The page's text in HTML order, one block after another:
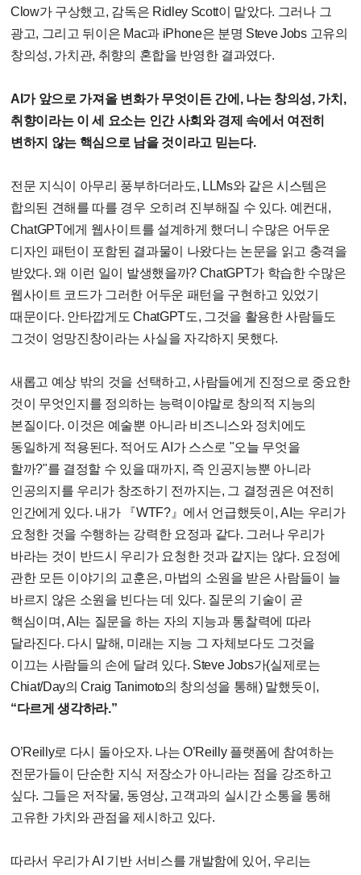
Clow가 구상했고, 감독은 Ridley Scott이 맡았다. 그러나 그
광고, 그리고 뒤이은 Mac과 iPhone은 분명 Steve Jobs 고유의
창의성, 가치관, 취향의 혼합을 반영한 결과였다.
AI가 앞으로 가져올 변화가 무엇이든 간에, 나는 창의성, 가치,
취향이라는 이 세 요소는 인간 사회와 경제 속에서 여전히
변하지 않는 핵심으로 남을 것이라고 믿는다.
전문 지식이 아무리 풍부하더라도, LLMs와 같은 시스템은
합의된 견해를 따를 경우 오히려 진부해질 수 있다. 예컨대,
ChatGPT에게 웹사이트를 설계하게 했더니 수많은 어두운
디자인 패턴이 포함된 결과물이 나왔다는 논문을 읽고 충격을
받았다. 왜 이런 일이 발생했을까? ChatGPT가 학습한 수많은
웹사이트 코드가 그러한 어두운 패턴을 구현하고 있었기
때문이다. 안타깝게도 ChatGPT도, 그것을 활용한 사람들도
그것이 엉망진창이라는 사실을 자각하지 못했다.
새롭고 예상 밖의 것을 선택하고, 사람들에게 진정으로 중요한
것이 무엇인지를 정의하는 능력이야말로 창의적 지능의
본질이다. 이것은 예술뿐 아니라 비즈니스와 정치에도
동일하게 적용된다. 적어도 AI가 스스로 "오늘 무엇을
할까?"를 결정할 수 있을 때까지, 즉 인공지능뿐 아니라
인공의지를 우리가 창조하기 전까지는, 그 결정권은 여전히
인간에게 있다. 내가 『WTF?』에서 언급했듯이, AI는 우리가
요청한 것을 수행하는 강력한 요정과 같다. 그러나 우리가
바라는 것이 반드시 우리가 요청한 것과 같지는 않다. 요정에
관한 모든 이야기의 교훈은, 마법의 소원을 받은 사람들이 늘
바르지 않은 소원을 빈다는 데 있다. 질문의 기술이 곧
핵심이며, AI는 질문을 하는 자의 지능과 통찰력에 따라
달라진다. 다시 말해, 미래는 지능 그 자체보다도 그것을
이끄는 사람들의 손에 달려 있다. Steve Jobs가(실제로는
Chiat/Day의 Craig Tanimoto의 창의성을 통해) 말했듯이,
“다르게 생각하라.”
O’Reilly로 다시 돌아오자. 나는 O’Reilly 플랫폼에 참여하는
전문가들이 단순한 지식 저장소가 아니라는 점을 강조하고
싶다. 그들은 저작물, 동영상, 고객과의 실시간 소통을 통해
고유한 가치와 관점을 제시하고 있다.
따라서 우리가 AI 기반 서비스를 개발함에 있어, 우리는